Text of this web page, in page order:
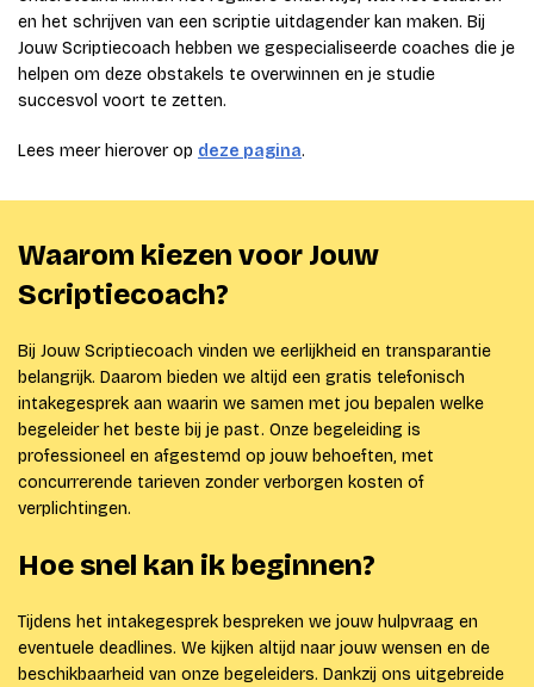
en het schrijven van een scriptie uitdagender kan maken. Bij
Jouw Scriptiecoach hebben we gespecialiseerde coaches die je
helpen om deze obstakels te overwinnen en je studie
succesvol voort te zetten.
Lees meer hierover op deze pagina.
Waarom kiezen voor Jouw
Scriptiecoach?
Bij Jouw Scriptiecoach vinden we eerlijkheid en transparantie
belangrijk. Daarom bieden we altijd een gratis telefonisch
intakegesprek aan waarin we samen met jou bepalen welke
begeleider het beste bij je past. Onze begeleiding is
professioneel en afgestemd op jouw behoeften, met
concurrerende tarieven zonder verborgen kosten of
verplichtingen.
Hoe snel kan ik beginnen?
Tijdens het intakegesprek bespreken we jouw hulpvraag en
eventuele deadlines. We kijken altijd naar jouw wensen en de
beschikbaarheid van onze begeleiders. Dankzij ons uitgebreide